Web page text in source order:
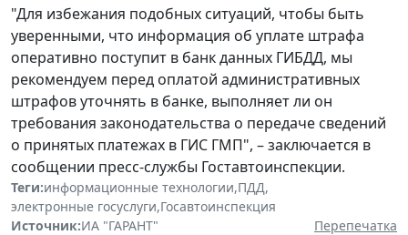
"Для избежания подобных ситуаций, чтобы быть
уверенными, что информация об уплате штрафа
оперативно поступит в банк данных ГИБДД, мы
рекомендуем перед оплатой административных
штрафов уточнять в банке, выполняет ли он
требования законодательства о передаче сведений
о принятых платежах в ГИС ГМП", – заключается в
сообщении пресс-службы Гоставтоинспекции.
Теги:информационные технологии,ПДД,
электронные госуслуги,Госавтоинспекция
Источник:ИА "ГАРАНТ"
Перепечатка